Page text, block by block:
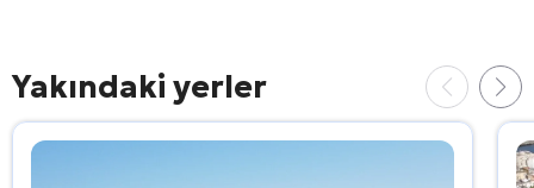
Yakındaki yerler